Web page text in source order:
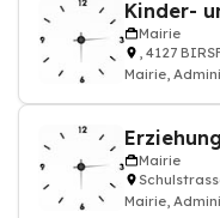
Kinder-
Mairie
, 4127
Mairie,
Mairie
Mairie,